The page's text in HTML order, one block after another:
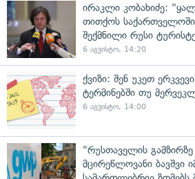
ირაკლი კობახიძე:
თითქოს
შექმნილი რუსი
6 აგვისტო, 14:20
ქვიზი: შენ უკეთ
ტერმინებში თუ
6 აგვისტო, 14:00
"რუსთაველის
მცირეწლოვანი